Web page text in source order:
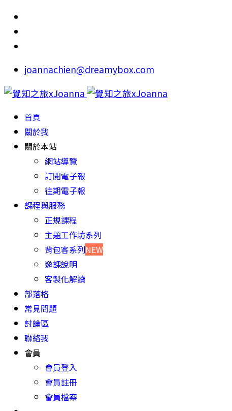
joannachien@dreamybox.com
首頁
關於我
關於本站
網站導覽
訂閱電子報
往期電子報
課程與服務
正規課程
主題工作坊系列
背包客系列NEW
邀課說明
客製化解讀
部落格
常見問題
討論區
聯絡我
會員
會員登入
會員註冊
會員檔案